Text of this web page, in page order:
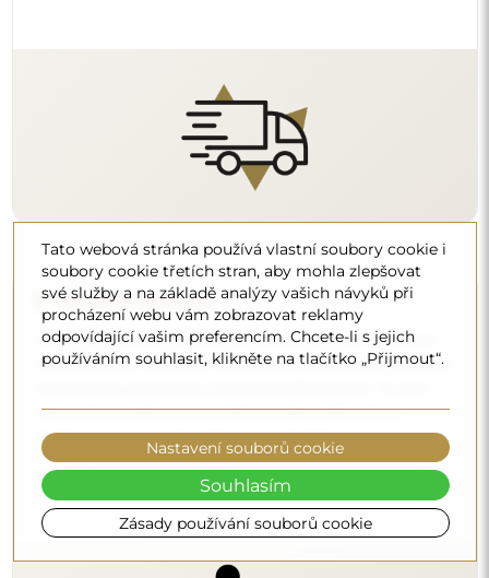
Čištění a péče
Pro zachování optimálního lesku stačí utěrka z
pH (kolem 7). Vyhněte se silným čisticím prostředkům
obsahujícím ocet, čpavek nebo silné kyseliny – díky tomu
si zrcadlo zachová krásný odraz po mnoho let.
Chcete se dozvědět více?
Objevte více tipů na našem blogu.
Tato webová stránka používá vlastní soubory cookie i
soubory cookie třetích stran, aby mohla zlepšovat
své služby a na základě analýzy vašich návyků při
procházení webu vám zobrazovat reklamy
odpovídající vašim preferencím. Chcete-li s jejich
používáním souhlasit, klikněte na tlačítko „Přijmout“.
Zásady používání souborů cookie
Nastavení souborů cookie
Souhlasím